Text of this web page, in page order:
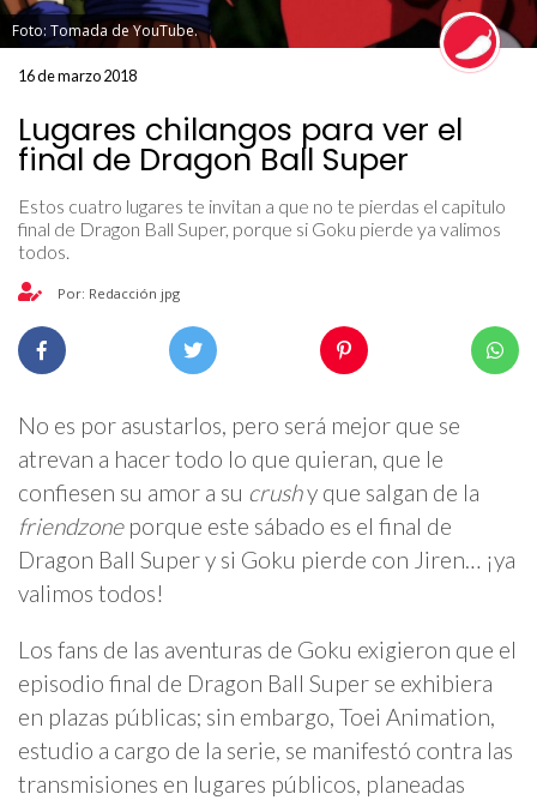
Foto: Tomada de YouTube.
16 de marzo 2018
Lugares chilangos para ver el
final de Dragon Ball Super
Estos cuatro lugares te invitan a que no te pierdas el capitulo
final de Dragon Ball Super, porque si Goku pierde ya valimos
todos.
Por: Redacción jpg
No es por asustarlos, pero será mejor que se
atrevan a hacer todo lo que quieran, que le
confiesen su amor a su crushy que salgan de la
friendzoneporque este sábado es el final de
Dragon Ball Super y si Goku pierde con Jiren… ¡ya
valimos todos!
Los fans de las aventuras de Goku exigieron que el
episodio final de Dragon Ball Super se exhibiera
en plazas públicas; sin embargo, Toei Animation,
estudio a cargo de la serie, se manifestó contra las
transmisiones en lugares públicos, planeadas